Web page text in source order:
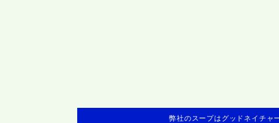
弊社のスープはグッドネイチ